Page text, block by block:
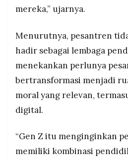
mereka,” ujarnya.
Menurutnya, pesantren
hadir sebagai lembaga
menekankan perlunya
bertransformasi menjadi
moral yang relevan,
digital.
“Gen Z itu menginginkan
memiliki kombinasi